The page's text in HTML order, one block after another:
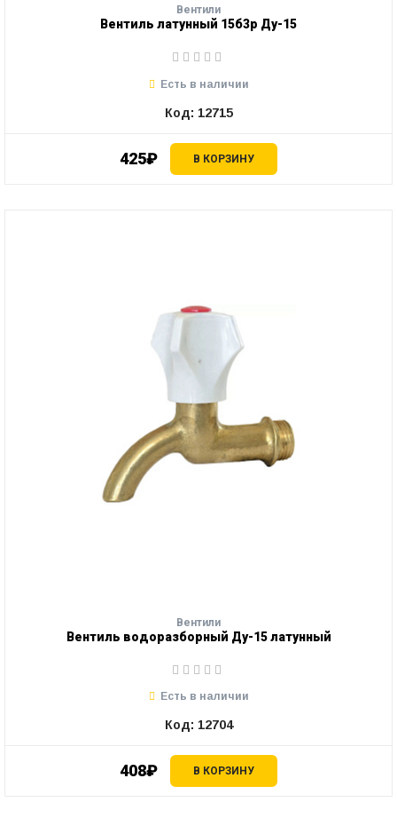
Вентили
Вентиль латунный 15б3р Ду-15
425₽ В КОРЗИНУ
Есть в наличии
Код: 12715
Вентили
Вентиль водоразборный Ду-15 латунный
408₽ В КОРЗИНУ
Есть в наличии
Код: 12704